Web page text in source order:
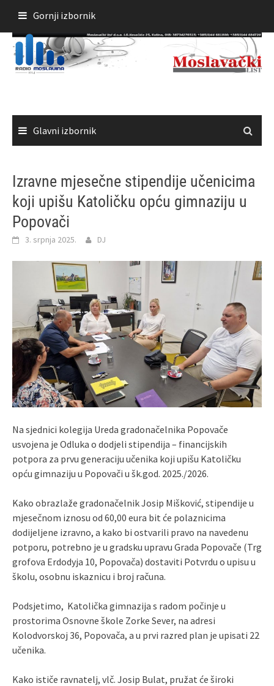
sadržaja
Gornji izbornik
Glavni izbornik
Izravne mjesečne stipendije učenicima
koji upišu Katoličku opću gimnaziju u
Popovači
3. srpnja 2025. DJ
Na sjednici kolegija Ureda gradonačelnika Popovače
usvojena je Odluka o dodjeli stipendija – financijskih
potpora za prvu generaciju učenika koji upišu Katoličku
opću gimnaziju u Popovači u šk.god. 2025./2026.
Kako obrazlaže gradonačelnik Josip Mišković, stipendije u
mjesečnom iznosu od 60,00 eura bit će polaznicima
dodijeljene izravno, a kako bi ostvarili pravo na navedenu
potporu, potrebno je u gradsku upravu Grada Popovače (Trg
grofova Erdodyja 10, Popovača) dostaviti Potvrdu o upisu u
školu, osobnu iskaznicu i broj računa.
Podsjetimo, Katolička gimnazija s radom počinje u
prostorima Osnovne škole Zorke Sever, na adresi
Kolodvorskoj 36, Popovača, a u prvi razred plan je upisati 22
učenika.
Kako ističe ravnatelj, vlč. Josip Bulat, pružat će široki